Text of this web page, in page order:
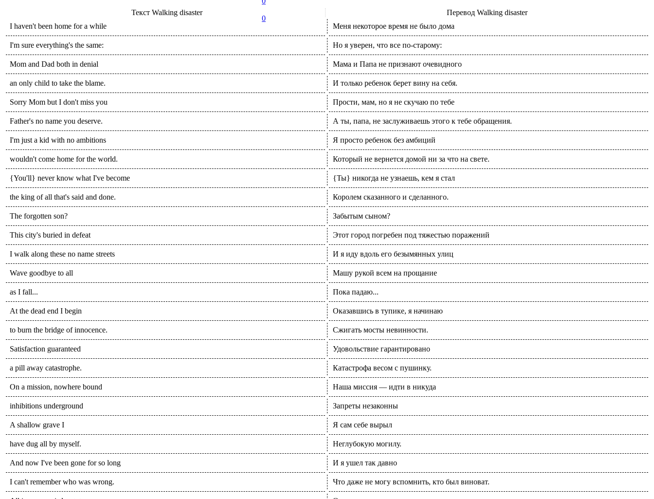
0
Текст Walking disaster Перевод Walking disaster
I haven't been home for a while
I'm sure everything's the same:
Mom and Dad both in denial
an only child to take the blame.
Sorry Mom but I don't miss you
Father's no name you deserve.
I'm just a kid with no ambitions
wouldn't come home for the world.
{You'll} never know what I've become
the king of all that's said and done.
The forgotten son?
This city's buried in defeat
I walk along these no name streets
Wave goodbye to all
as I fall...
At the dead end I begin
to burn the bridge of innocence.
Satisfaction guaranteed
a pill away catastrophe.
On a mission, nowhere bound
inhibitions underground
A shallow grave I
have dug all by myself.
And now I've been gone for so long
I can't remember who was wrong.
Меня некоторое время не было дома
Но я уверен, что все по-старому:
Мама и Папа не признают очевидного
И только ребенок берет вину на себя.
Прости, мам, но я не скучаю по тебе
А ты, папа, не заслуживаешь этого к тебе обращения.
Я просто ребенок без амбиций
Который не вернется домой ни за что на свете.
{Ты} никогда не узнаешь, кем я стал
Королем сказанного и сделанного.
Забытым сыном?
Этот город погребен под тяжестью поражений
И я иду вдоль его безымянных улиц
Машу рукой всем на прощание
Пока падаю...
Оказавшись в тупике, я начинаю
Сжигать мосты невинности.
Удовольствие гарантировано
Катастрофа весом с пушинку.
Наша миссия — идти в никуда
Запреты незаконны
Я сам себе вырыл
Неглубокую могилу.
И я ушел так давно
Что даже не могу вспомнить, кто был виноват.